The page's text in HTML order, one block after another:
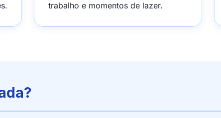
trabalho e momentos de lazer.